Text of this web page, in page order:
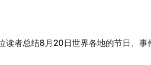
者总结8月20日世界各地的节日、事